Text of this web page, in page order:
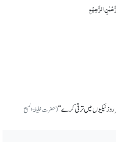
الرَّحِیۡمِ
نیکیوں میں ترقی کرے‘‘(حضرت خلیفۃ المسیح